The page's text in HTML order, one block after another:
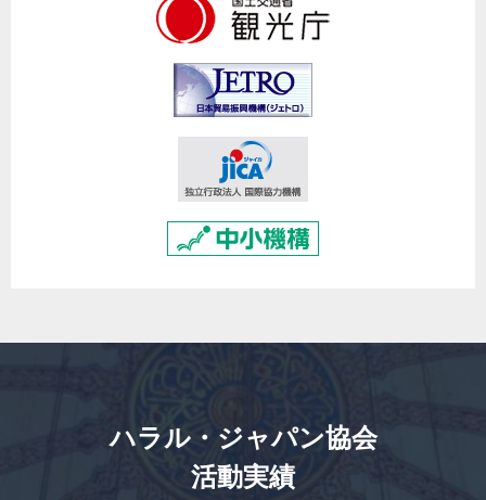
ハラル・ジャパン協会
活動実績